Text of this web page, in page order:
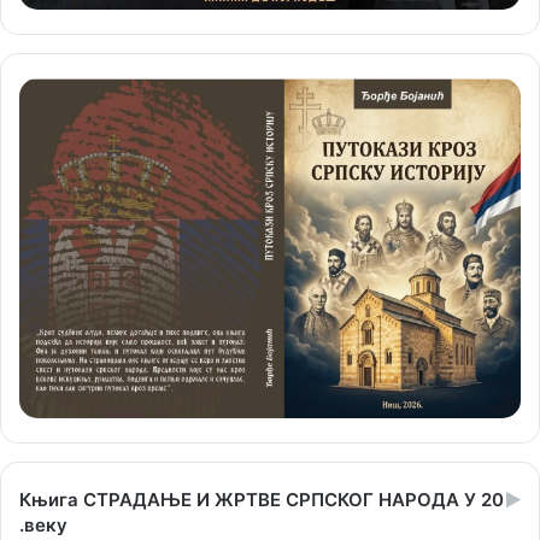
Књига СТРАДАЊЕ И ЖРТВЕ СРПСКОГ НАРОДА У 20
.веку